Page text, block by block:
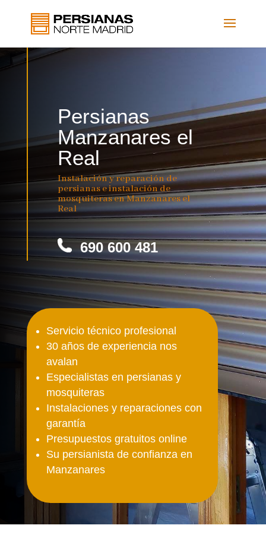
Persianas
Manzanares el
Real
Instalación y reparación de
persianas e instalación de
mosquiteras en Manzanares el
Real
690 600 481
Servicio técnico profesional
30 años de experiencia nos
avalan
Especialistas en persianas y
mosquiteras
Instalaciones y reparaciones con
garantía
Presupuestos gratuitos online
Su persianista de confianza en
Manzanares